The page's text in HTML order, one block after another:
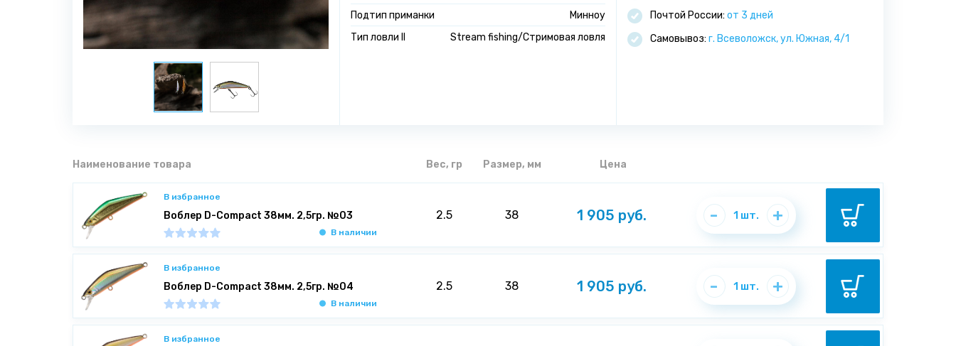
Подтип приманки
Минноу
Тип ловли II
Stream fishing/Стримовая ловля
Почтой России: от 3 дней
Самовывоз: г. Всеволожск, ул. Южная, 4/1
Наименование товара Вес, гр Размер, мм Цена
В избранное
Воблер D-Compact 38мм. 2,5гр. №03
В наличии
2.5 38 1 905 руб. - 1 шт. +
В избранное
Воблер D-Compact 38мм. 2,5гр. №04
В наличии
2.5 38 1 905 руб. - 1 шт. +
В избранное